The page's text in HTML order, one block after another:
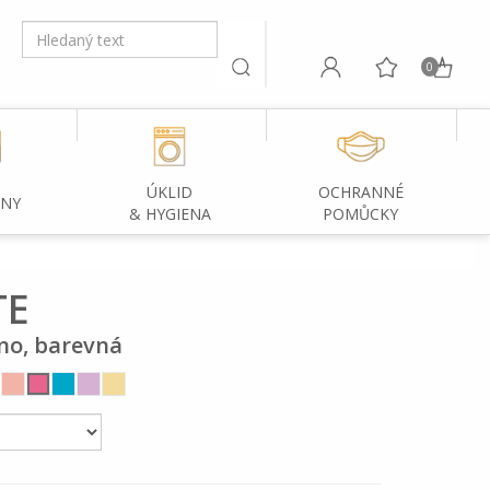
0
ÚKLID
& HYGIENA
OCHRANNÉ
POMŮCKY
barevná